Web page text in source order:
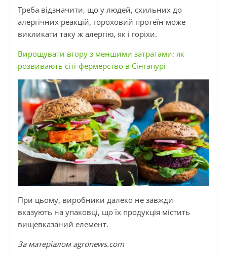
Треба відзначити, що у людей, схильних до
алергічних реакцій, гороховий протеїн може
викликати таку ж алергію, як і горіхи.
Вирощувати вгору з меншими затратами: як
розвивають сіті-фермерство в Сінгапурі
При цьому, виробники далеко не завжди
вказують на упаковці, що їх продукція містить
вищевказаний елемент.
За матеріалом agronews.com